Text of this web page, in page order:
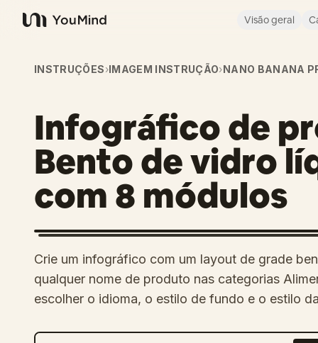
YouMind
Visão geral
INSTRUÇÕES›IMAGEM INSTRUÇÃO›NANO BANANA
Infográfico de
Bento de vidro
com 8 módulos
Crie um infográfico com um layout de grade
qualquer nome de produto nas categorias
escolher o idioma, o estilo de fundo e o estilo